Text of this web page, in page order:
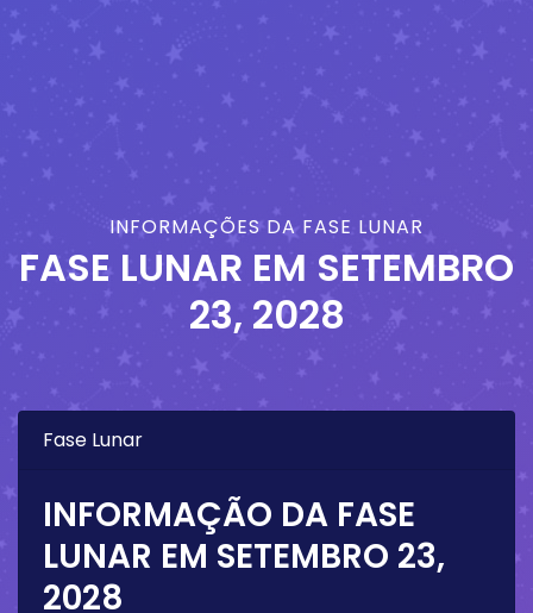
INFORMAÇÕES DA FASE LUNAR
FASE LUNAR EM SETEMBRO
23, 2028
Fase Lunar
INFORMAÇÃO DA FASE
LUNAR EM SETEMBRO 23,
2028